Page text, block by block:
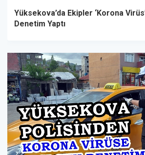
Yüksekova’da Ekipler ‘Korona
Denetim Yaptı